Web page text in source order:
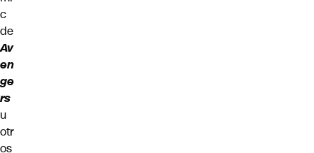
c
de
Av
en
ge
rs
u
otr
os